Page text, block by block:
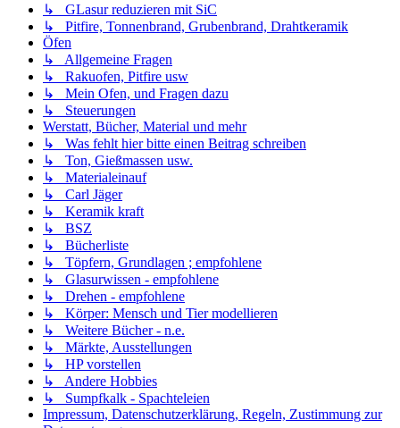
↳ GLasur reduzieren mit SiC
↳ Pitfire, Tonnenbrand, Grubenbrand, Drahtkeramik
Öfen
↳ Allgemeine Fragen
↳ Rakuofen, Pitfire usw
↳ Mein Ofen, und Fragen dazu
↳ Steuerungen
Werstatt, Bücher, Material und mehr
↳ Was fehlt hier bitte einen Beitrag schreiben
↳ Ton, Gießmassen usw.
↳ Materialeinauf
↳ Carl Jäger
↳ Keramik kraft
↳ BSZ
↳ Bücherliste
↳ Töpfern, Grundlagen ; empfohlene
↳ Glasurwissen - empfohlene
↳ Drehen - empfohlene
↳ Körper: Mensch und Tier modellieren
↳ Weitere Bücher - n.e.
↳ Märkte, Ausstellungen
↳ HP vorstellen
↳ Andere Hobbies
↳ Sumpfkalk - Spachteleien
Impressum, Datenschutzerklärung, Regeln, Zustimmung zur